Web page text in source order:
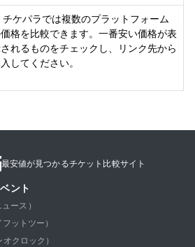
チケパラでは複数のプラットフォーム
格を比較できます。一番安い価格が表
れるものをチェックし、リンク先から
してください。
最安値が見つかるチケット比較サイト
ント
ース）
ットツー）
クロック）